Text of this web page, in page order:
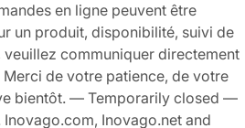
en ligne peuvent être
un produit, disponibilité, suivi de
communiquer directement
de votre patience, de votre
bientôt. — Temporarily closed —
Inovago.net and